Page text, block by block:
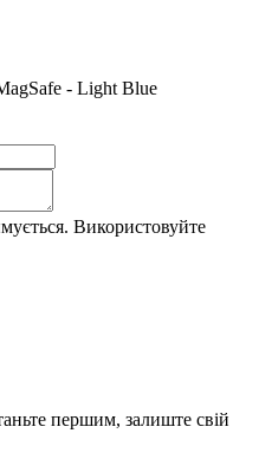
- Light Blue
Використовуйте
першим, залиште свій